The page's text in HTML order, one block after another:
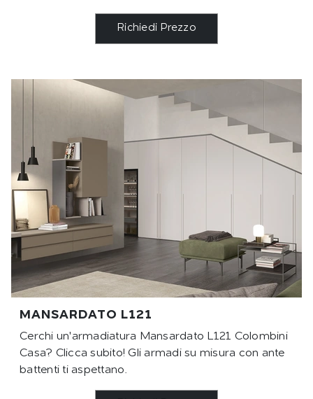
Richiedi Prezzo
MANSARDATO L121
Cerchi un'armadiatura Mansardato L121 Colombini
Casa? Clicca subito! Gli armadi su misura con ante
battenti ti aspettano.